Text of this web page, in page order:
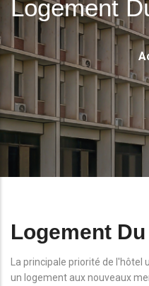
Logement
Logement
La principale priorité de l'hôtel
un logement aux nouveaux